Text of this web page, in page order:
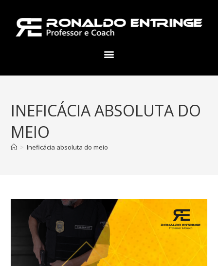
INEFICÁCIA ABSOLUTA DO
MEIO
> Ineficácia absoluta do meio